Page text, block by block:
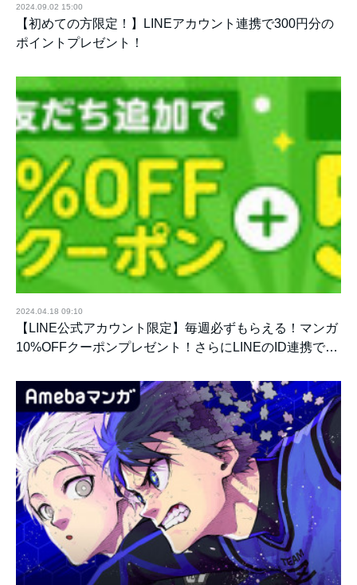
2024.09.02 15:00
【初めての方限定！】LINEアカウント連携で300円分の
ポイントプレゼント！
2024.04.18 09:10
【LINE公式アカウント限定】毎週必ずもらえる！マンガ
10%OFFクーポンプレゼント！さらにLINEのID連携で…